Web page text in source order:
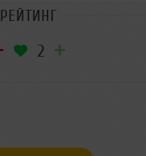
РЕЙТИНГ
2